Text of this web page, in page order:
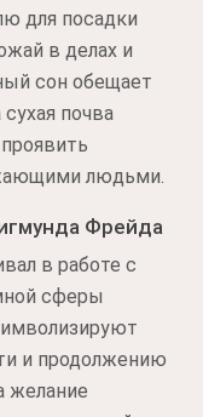
для посадки
в делах и
сон обещает
почва
людьми.
Фрейда
в работе с
сферы
и продолжению
желание